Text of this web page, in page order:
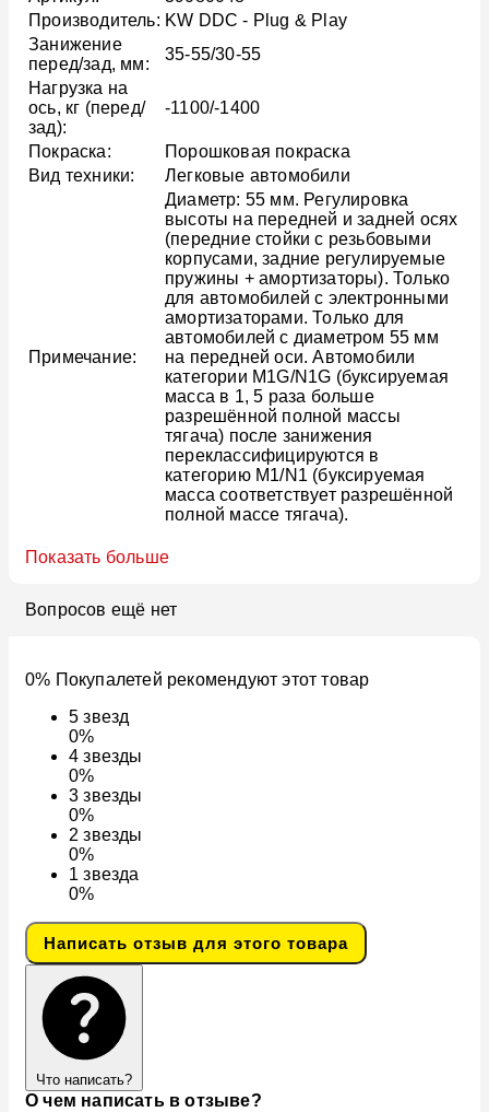
Производитель: KW DDC - Plug & Play
Занижение
перед/зад, мм:
35-55/30-55
Нагрузка на
ось, кг (перед/
зад):
-1100/-1400
Покраска:
Порошковая покраска
Вид техники:
Легковые автомобили
Примечание:
Диаметр: 55 мм. Регулировка
высоты на передней и задней осях
(передние стойки с резьбовыми
корпусами, задние регулируемые
пружины + амортизаторы). Только
для автомобилей с электронными
амортизаторами. Только для
автомобилей с диаметром 55 мм
на передней оси. Автомобили
категории M1G/N1G (буксируемая
масса в 1, 5 раза больше
разрешённой полной массы
тягача) после занижения
переклассифицируются в
категорию M1/N1 (буксируемая
масса соответствует разрешённой
полной массе тягача).
Показать больше
Вопросов ещё нет
0% Покупалетей рекомендуют этот товар
5звезд
0%
4звезды
0%
3звезды
0%
2звезды
0%
1звезда
0%
Написать отзыв для этого товара
Что написать?
О чем написать в отзыве?